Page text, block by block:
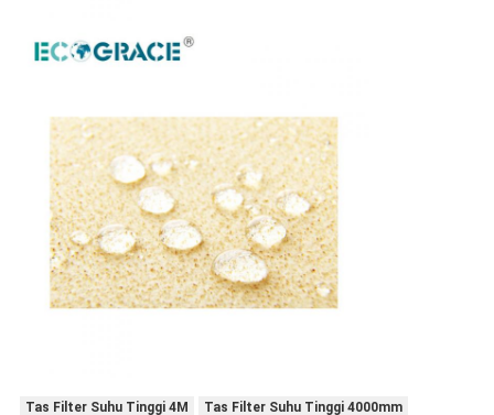
Tas Filter Suhu Tinggi 4M
Tas Filter Suhu Tinggi 4000mm